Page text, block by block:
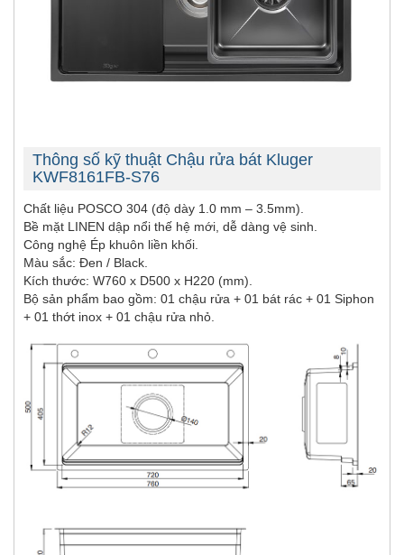
Thông số kỹ thuật Chậu rửa bát Kluger
KWF8161FB-S76
Chất liệu POSCO 304 (độ dày 1.0 mm – 3.5mm).
Bề mặt LINEN dập nổi thế hệ mới, dễ dàng vệ sinh.
Công nghệ Ép khuôn liền khối.
Màu sắc: Đen / Black.
Kích thước: W760 x D500 x H220 (mm).
Bộ sản phẩm bao gồm: 01 chậu rửa + 01 bát rác + 01 Siphon
+ 01 thớt inox + 01 chậu rửa nhỏ.